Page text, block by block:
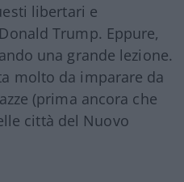
libertari e
Trump. Eppure,
una grande lezione.
molto da imparare da
(prima ancora che
città del Nuovo